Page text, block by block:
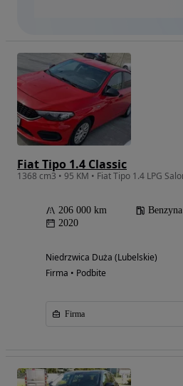
Fiat Tipo 1.4 Classic
206 000 km Benzyna
2020
Niedrzwica Duża (Lubelskie)
Firma • Podbite
Firma